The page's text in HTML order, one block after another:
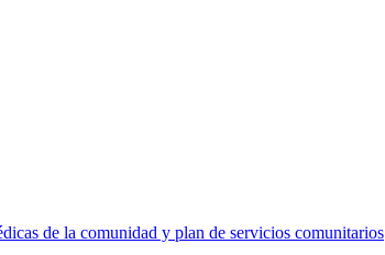
de la comunidad y plan de servicios comunitarios